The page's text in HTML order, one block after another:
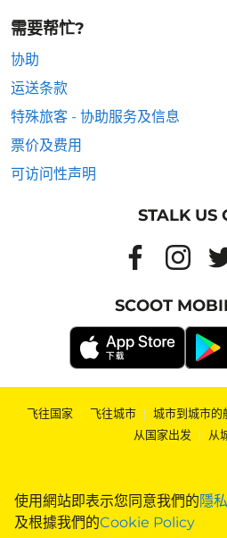
使用網站即表示您同意我們的隱
及根據我們的Cookie Policy
需要帮忙?
协助
运送条款
特殊旅客 - 协助服务及信息
票价及费用
可访问性声明
STALK US
SCOOT
飞往国家 | 飞往城市 | 城市到城市的
从国家出发 | 从